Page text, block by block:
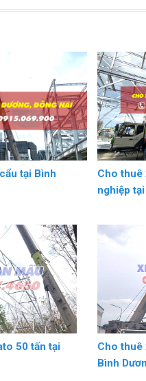
tại Bình
Cho thuê
nghiệp
50 tấn tại
Cho thuê
Bình